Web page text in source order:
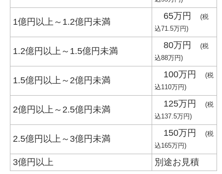
1億円以上～1.2億円未満
65万円
(税
込71.5万円)
1.2億円以上～1.5億円未満
80万円
(税
込88万円)
1.5億円以上～2億円未満
100万円
(税
込110万円)
2億円以上～2.5億円未満
125万円
(税
込137.5万円)
2.5億円以上～3億円未満
150万円
(税
込165万円)
3億円以上 別途お見積